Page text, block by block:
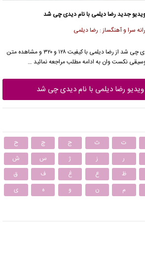
جدیدرضا دیلمی با نام دیدی چی شد
سرا و آهنگساز : رضا دیلمی
جهت دانلود موزیک ویدیو دیدی چی شد از رضا دیلمی با کیفیت ۱۲۸ و ۳۲۰ و مشاهده متن
نکست وان به ادامه مطلب مراجعه نمائید …
رضا دیلمی با نام دیدی چی شد
ت ث ج چ
ح
ر ز ژ س
ش
ظ ع غ ف
ق
م ن و ه ی